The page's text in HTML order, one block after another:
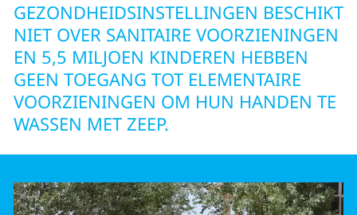
GEZONDHEIDSINSTELLINGEN BESCHIKT
NIET OVER SANITAIRE VOORZIENINGEN
EN 5,5 MILJOEN KINDEREN HEBBEN
GEEN TOEGANG TOT ELEMENTAIRE
VOORZIENINGEN OM HUN HANDEN TE
WASSEN MET ZEEP.